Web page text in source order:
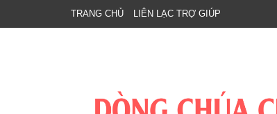
TRANG CHỦ LIÊN LẠC TRỢ GIÚP